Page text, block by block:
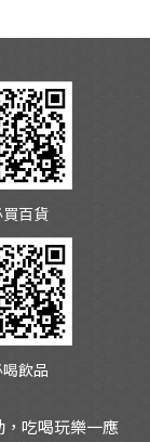
百貨
飲品
吃喝玩樂一應